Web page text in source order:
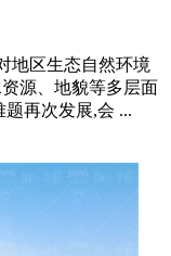
地区生态自然环境
源、地貌等多层面
再次发展,会 ...